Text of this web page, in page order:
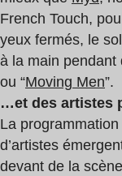
French Touch,
yeux fermés, le
à la main pendant
ou “Moving Men”.
…et des artistes
La
d’artistes
devant de la